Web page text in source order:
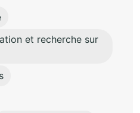
et recherche sur